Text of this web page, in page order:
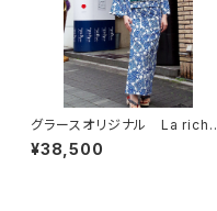
グラースオリジナル La riche
sse（ラリシェス） ペイズリ
ー 白 セオα ポリエステル1
¥38,500